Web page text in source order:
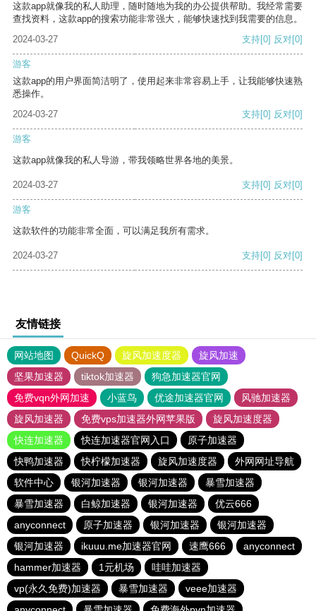
这款app就像我的私人助理，随时随地为我的办公提供帮助。我经常需要
查找资料，这款app的搜索功能非常强大，能够快速找到我需要的信息。
2024-03-27
支持[0] 反对[0]
游客
这款app的用户界面简洁明了，使用起来非常容易上手，让我能够快速熟
悉操作。
2024-03-27
支持[0] 反对[0]
游客
这款app就像我的私人导游，带我领略世界各地的美景。
2024-03-27 支持[0] 反对[0]
游客
这款软件的功能非常全面，可以满足我所有需求。
2024-03-27 支持[0] 反对[0]
友情链接
网站地图 QuickQ 旋风加速度器
旋风加速
坚果加速器
tiktok加速器
狗急加速器官网
免费vqn外网加速
小蓝鸟 优途加速器官网
风驰加速器
旋风加速器
免费vps加速器外网苹果版
旋风加速度器
快连加速器
快连加速器官网入口
原子加速器
快鸭加速器
快柠檬加速器 旋风加速度器
外网网址导航
软件中心
银河加速器 银河加速器
暴雪加速器
暴雪加速器
白鲸加速器 银河加速器
优云666
anyconnect
原子加速器 银河加速器
银河加速器
银河加速器
ikuuu.me加速器官网 速鹰666
anyconnect
hammer加速器
1元机场
哇哇加速器
vp(永久免费)加速器
暴雪加速器
veee加速器